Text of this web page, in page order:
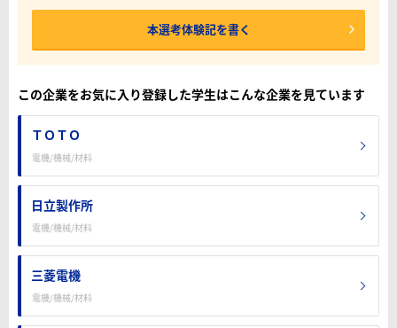
本選考体験記を書く
この企業をお気に入り登録した学生はこんな企業を見ています
ＴＯＴＯ
電機/機械/材料
日立製作所
電機/機械/材料
三菱電機
電機/機械/材料